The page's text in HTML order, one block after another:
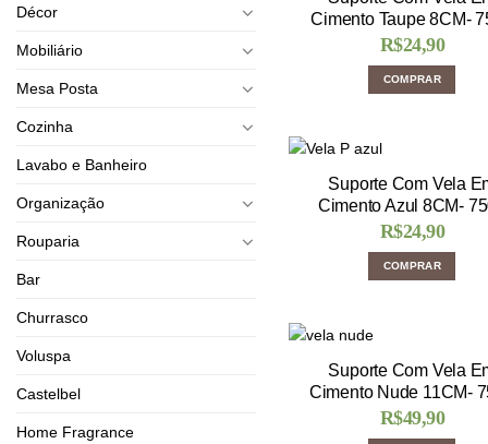
Décor
Mobiliário
Mesa Posta
Cozinha
Lavabo e Banheiro
Organização
Rouparia
Bar
Churrasco
Voluspa
Castelbel
Home Fragrance
Cimento Taupe 8CM-
R$24,90
COMPRAR
Suporte Com Vela
Cimento Azul 8CM-
R$24,90
COMPRAR
Suporte Com Vela
Cimento Nude 11CM-
R$49,90